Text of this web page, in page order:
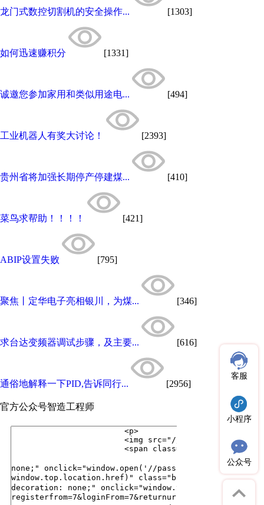
龙门式数控切割机的安全操作... [1303]
如何迅速赚积分 [1331]
诚邀您参加家用和类似用途电... [494]
工业机器人有奖大讨论！ [2393]
贵州省将加强长期停产停建煤... [410]
菜鸟求帮助！！！！ [421]
ABIP设置失败 [795]
聚焦丨定华电子亮相银川，为煤... [346]
求台达变频器调试步骤，及主要... [616]
通俗地解释一下PID,告诉同行... [2956]
官方公众号智造工程师
客服
小程序
公众号